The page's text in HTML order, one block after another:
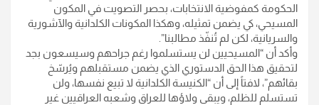
الحكومة كمفوضية الانتخابات، بحصر التصويت في المكون
المسيحي، كي يضمن تمثيله، وهكذا المكونات الكلدانية والآشورية
والسريانية، لكن لم تُنفّذ مطالبنا”.
وأكد أن “المسيحيين لن يستسلموا رغم جراحهم وسيسعون بجد
لتحقيق هذا الحق الدستوري الذي يضمن مستقبلهم ويُرسّخ
بقائهم”، لافتاً إلى أن “الكنيسة الكلدانية لا تبيع نفسها، ولن
تستسلم للظلم، ويبقى ولاؤها للعراق وشعبه العراقيين غير